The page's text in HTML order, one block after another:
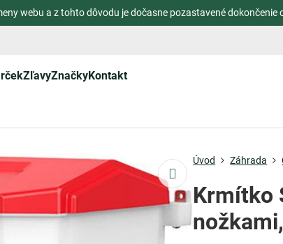
webu a z tohto dôvodu je dočasne pozastavené dokončenie
ZľavyZnačkyKontakt
Úvod Záhrada
Krmítko